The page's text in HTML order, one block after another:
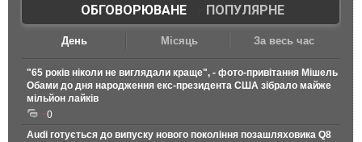
ОБГОВОРЮВАНЕ| ПОПУЛЯРНЕ
День Місяць За весь час
"65 років ніколи не виглядали краще", - фото-привітання Мішель
Обами до дня народження екс-президента США зібрало майже
мільйон лайків
0
Audi готується до випуску нового покоління позашляховика Q8